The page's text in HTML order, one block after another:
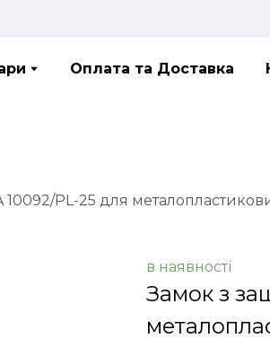
Оплата та Доставка
10092/PL-25 для
в наявності
Замок з